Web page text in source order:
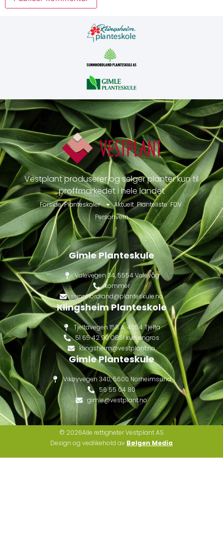
Vestplant produserer og selger planter kun til
proffmarkedet i hele landet
Forside Planteskoler Aktuelt Planteliste FDV
Personvern
Gimle Planteskule
Valevegen 34, 5554 Valevåg
kommer
sunnhordland@planteskule.no
Klingsheim Planteskole
Tjeltavegen 158 A, 4054 Tjelta
51 65 42 90 OBS! kun engros
klingsheim@vestplant.no
Gimle Planteskule
Vikøyvegen 340, 5600 Norheimsund
56 55 04 80
gimle@vestplant.no
© 2026Alle rettigheter Vestplant AS
Design og vedlikehold av Bølgen Media